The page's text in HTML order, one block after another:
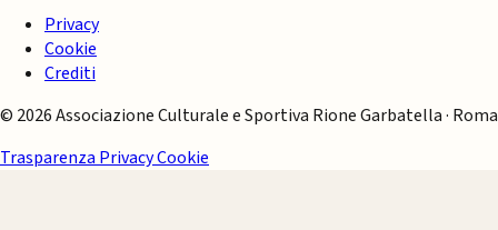
Privacy
Cookie
Crediti
© 2026 Associazione Culturale e Sportiva Rione Garbatella · Roma
Trasparenza PrivacyCookie